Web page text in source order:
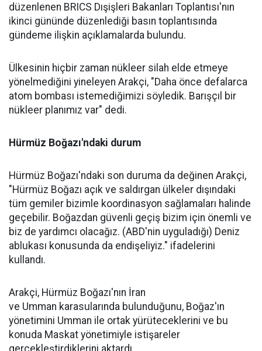
düzenlenen BRICS Dışişleri Bakanları Toplantısı'nın
ikinci gününde düzenlediği basın toplantısında
gündeme ilişkin açıklamalarda bulundu.
Ülkesinin hiçbir zaman nükleer silah elde etmeye
yönelmediğini yineleyen Arakçi, "Daha önce defalarca
atom bombası istemediğimizi söyledik. Barışçıl bir
nükleer planımız var" dedi.
Hürmüz Boğazı'ndaki durum
Hürmüz Boğazı'ndaki son duruma da değinen Arakçi,
"Hürmüz Boğazı açık ve saldırgan ülkeler dışındaki
tüm gemiler bizimle koordinasyon sağlamaları halinde
geçebilir. Boğazdan güvenli geçiş bizim için önemli ve
biz de yardımcı olacağız. (ABD'nin uyguladığı) Deniz
ablukası konusunda da endişeliyiz." ifadelerini
kullandı.
Arakçi, Hürmüz Boğazı'nın İran
ve Umman karasularında bulunduğunu, Boğaz'ın
yönetimini Umman ile ortak yürüteceklerini ve bu
konuda Maskat yönetimiyle istişareler